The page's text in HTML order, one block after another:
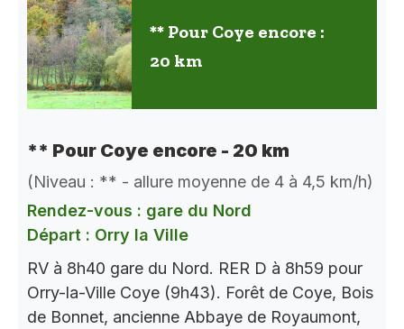
** Pour Coye encore :
20 km
** Pour Coye encore - 20 km
(Niveau : ** - allure moyenne de 4 à 4,5 km/h)
Rendez-vous : gare du Nord
Départ : Orry la Ville
RV à 8h40 gare du Nord. RER D à 8h59 pour
Orry-la-Ville Coye (9h43). Forêt de Coye, Bois
de Bonnet, ancienne Abbaye de Royaumont,